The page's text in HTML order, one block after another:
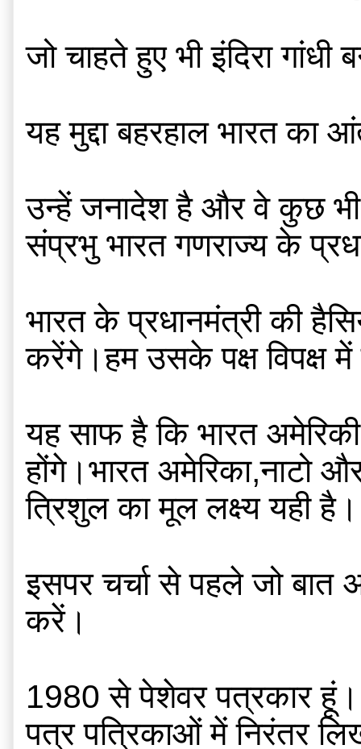
जो चाहते हुए भी इंदिरा गांधी
यह मुद्दा बहरहाल भारत का
उन्हें जनादेश है और वे कुछ
संप्रभु भारत गणराज्य के
भारत के प्रधानमंत्री की
करेंगे।हम उसके पक्ष विपक्ष
यह साफ है कि भारत
होंगे।भारत अमेरिका,नाटो
त्रिशुल का मूल लक्ष्य यही है।
इसपर चर्चा से पहले जो
करें।
1980 से पेशेवर पत्रकार
पत्र पत्रिकाओं में निरंतर